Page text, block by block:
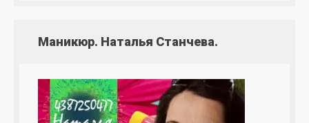
Маникюр. Наталья Станчева.